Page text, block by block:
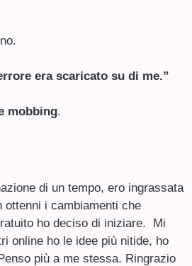
era scaricato su di me.”
mobbing.
di un tempo, ero ingrassata
i cambiamenti che
ho deciso di iniziare. Mi
online ho le idee più nitide, ho
più a me stessa. Ringrazio